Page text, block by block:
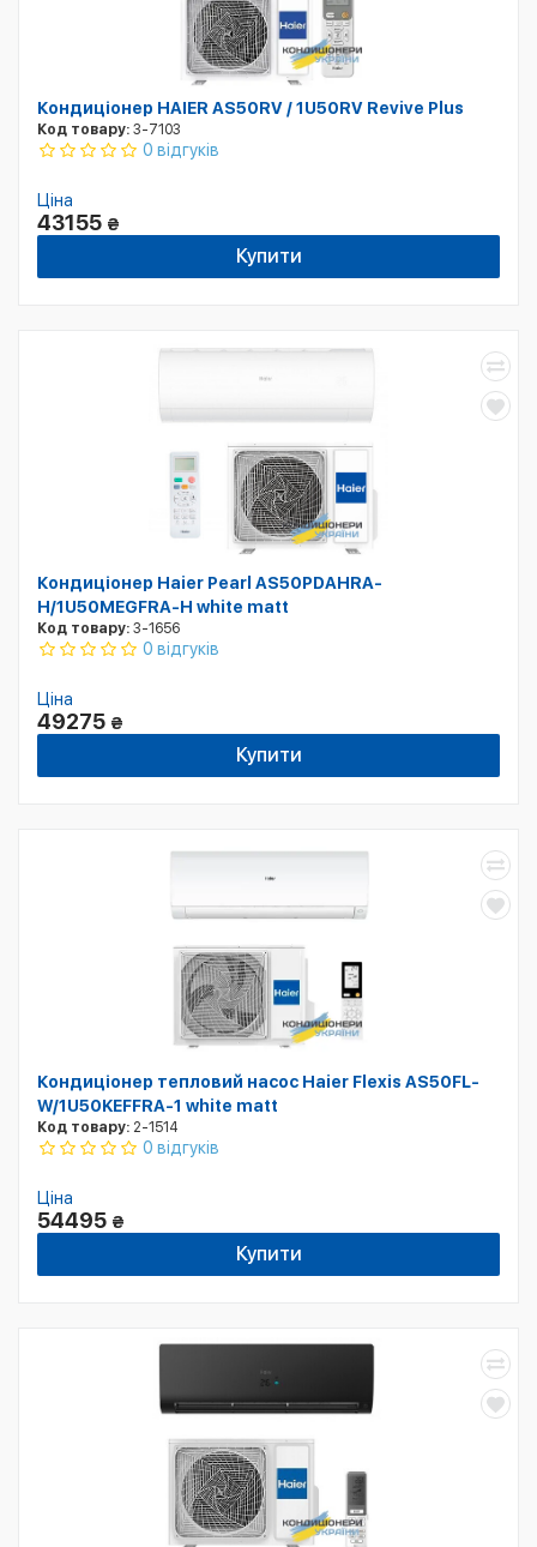
Кондиціонер HAIER AS50RV / 1U50RV Revive Plus
Код товару: 3-7103
0 відгуків
Ціна
43155 ₴
Купити
Кондиціонер Haier Pearl AS50PDAHRA-
H/1U50MEGFRA-H white matt
Код товару: 3-1656
0 відгуків
Ціна
49275 ₴
Купити
Кондиціонер тепловий насос Haier Flexis AS50FL-
W/1U50KEFFRA-1 white matt
Код товару: 2-1514
0 відгуків
Ціна
54495 ₴
Купити